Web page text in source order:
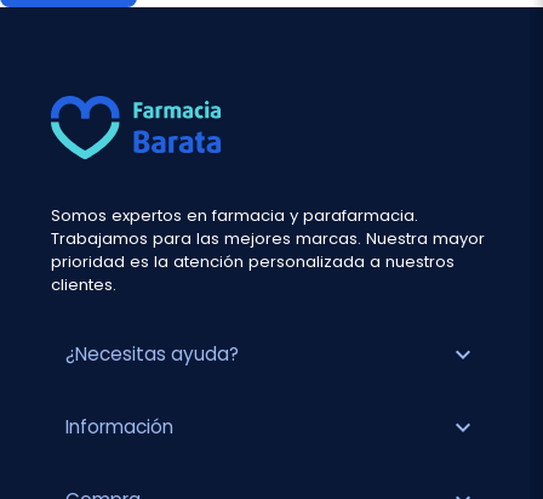
Somos expertos en farmacia y parafarmacia.
Trabajamos para las mejores marcas. Nuestra mayor
prioridad es la atención personalizada a nuestros
clientes.
¿Necesitas ayuda? expand_more
Información expand_more